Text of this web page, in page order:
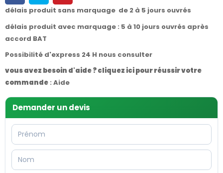
délais produit sans marquage de 2 à 5 jours ouvrés
délais produit avec marquage : 5 à 10 jours ouvrés après
accord BAT
Possibilité d'express 24 H nous consulter
vous avez besoin d'aide ? cliquez ici pour réussir votre
commande : Aide
Demander un devis